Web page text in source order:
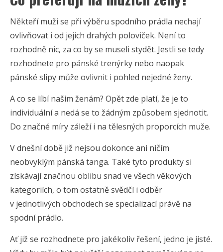
Někteří muži se při výběru spodního prádla nechají
ovlivňovat i od jejich drahých poloviček. Není to
rozhodně nic, za co by se museli stydět. Jestli se tedy
rozhodnete pro pánské trenýrky nebo naopak
pánské slipy může ovlivnit i pohled nejedné ženy.
A co se líbí našim ženám? Opět zde platí, že je to
individuální a nedá se to žádným způsobem sjednotit.
Do značné míry záleží i na tělesných proporcích muže.
V dnešní době již nejsou dokonce ani ničím
neobvyklým pánská tanga. Také tyto produkty si
získávají značnou oblibu snad ve všech věkových
kategoriích, o tom ostatně svědčí i odběr
v jednotlivých obchodech se specializací právě na
spodní prádlo.
Ať již se rozhodnete pro jakékoliv řešení, jedno je jisté.